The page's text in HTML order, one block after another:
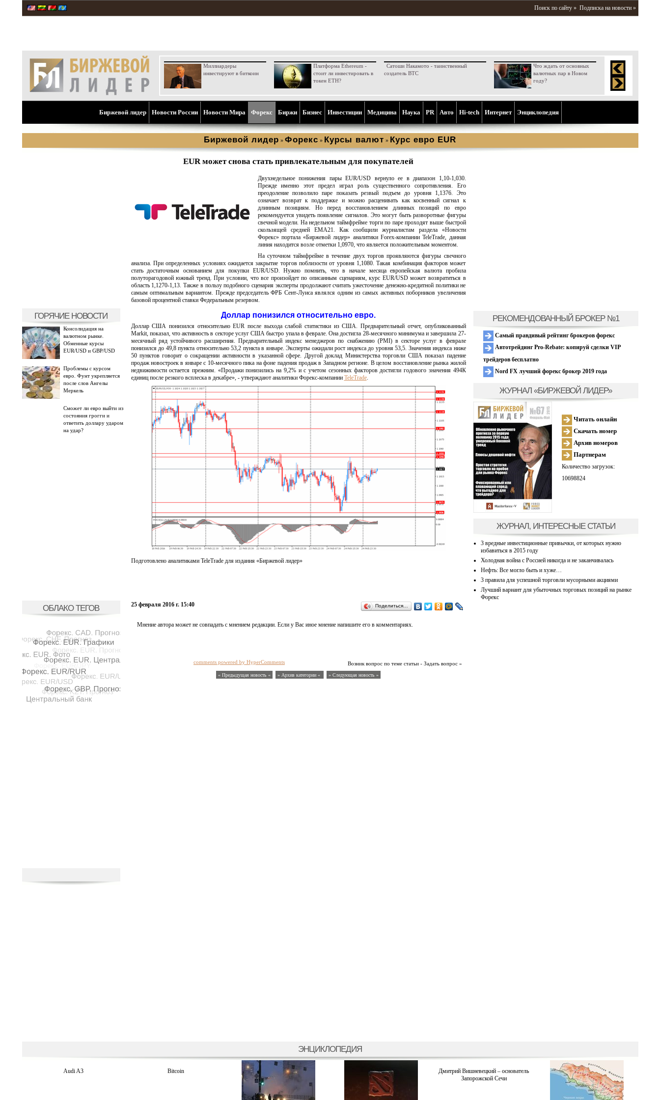
Поиск по сайту » Подписка на новости »
Миллиардеры
инвестируют в биткоин
Платформа Ethereum -
стоит ли инвестировать в
токен ETH?
Сатоши Накамото - таинственный
создатель BTC
Что ждать от основных
валютных пар в Новом
году?
Биржевой лидер Новости России Новости Мира Форекс Биржи Бизнес Инвестиции Медицина Наука PR Aвто Hi-tech Интернет Энциклопедия
Биржевой лидер » Форекс » Курсы валют » Курс евро EUR
ГОРЯЧИЕ НОВОСТИ
Консолидация на
валютном рынке.
Обменные курсы
EUR/USD и GBP/USD
Проблемы с курсом
евро. Фунт укрепляется
после слов Ангелы
Меркель
Сможет ли евро выйти из
состояния грогги и
ответить доллару ударом
на удар?
ОБЛАКО ТЕГОВ
EUR может снова стать привлекательным для покупателей
Двухнедельное понижения пары EUR/USD вернуло ее в диапазон 1,10-1,030.
Прежде именно этот предел играл роль существенного сопротивления. Его
преодоление позволило паре показать резвый подъем до уровня 1,1376. Это
означает возврат к поддержке и можно расценивать как косвенный сигнал к
длинным позициям. Но перед восстановлением длинных позиций по евро
рекомендуется увидеть появление сигналов. Это могут быть разворотные фигуры
свечной модели. На недельном таймфрейме торги по паре проходят выше быстрой
скользящей средней ЕМА21. Как сообщили журналистам раздела «Новости
Форекс» портала «Биржевой лидер» аналитики Forex-компании TeleTrade, данная
линия находится возле отметки 1,0970, что является положительным моментом.
На суточном таймфрейме в течение двух торгов проявляются фигуры свечного
анализа. При определенных условиях ожидается закрытие торгов поблизости от уровня 1,1080. Такая комбинация факторов может
стать достаточным основанием для покупки EUR/USD. Нужно помнить, что в начале месяца европейская валюта пробила
полуторагодовой южный тренд. При условии, что все произойдет по описанным сценариям, курс EUR/USD может возвратиться в
область 1,1270-1,13. Также в пользу подобного сценария эксперты продолжают считать ужесточение денежно-кредитной политики не
самым оптимальным вариантом. Прежде председатель ФРБ Сент-Луиса являлся одним из самых активных поборников увеличения
базовой процентной ставки Федеральным резервом.
Доллар понизился относительно евро.
Доллар США понизился относительно EUR после выхода слабой статистики из США. Предварительный отчет, опубликованный
Markit, показал, что активность в секторе услуг США быстро упала в феврале. Она достигла 28-месячного минимума и завершила 27-
месячный ряд устойчивого расширения. Предварительный индекс менеджеров по снабжению (PMI) в секторе услуг в феврале
понизился до 49,8 пункта относительно 53,2 пункта в январе. Эксперты ожидали рост индекса до уровня 53,5. Значения индекса ниже
50 пунктов говорит о сокращении активности в указанной сфере. Другой доклад Министерства торговли США показал падение
продаж новостроек в январе с 10-месячного пика на фоне падения продаж в Западном регионе. В целом восстановление рынка жилой
недвижимости остается прежним. «Продажи понизились на 9,2% и с учетом сезонных факторов достигли годового значения 494К
единиц после резкого всплеска в декабре», - утверждают аналитики Форекс-компании TeleTrade.
Подготовлено аналитиками TeleTrade для издания «Биржевой лидер»
25 февраля 2016 г. 15:40 Поделиться…
Мнение автора может не совпадать с мнением редакции. Если у Вас иное мнение напишите его в комментариях.
Возник вопрос по теме статьи - Задать вопрос »
comments powered by HyperComments
« Предыдущая новость « » Архив категории « » Следующая новость »
РЕКОМЕНДОВАННЫЙ БРОКЕР №1
Самый правдивый рейтинг брокеров форекс
Автотрейдинг Pro-Rebate: копируй сделки VIP
трейдеров бесплатно
Nord FX лучший форекс брокер 2019 года
ЖУРНАЛ «БИРЖЕВОЙ ЛИДЕР»
Читать онлайн
Скачать номер
Архив номеров
Партнерам
Количество загрузок:
10698824
ЖУРНАЛ, ИНТЕРЕСНЫЕ СТАТЬИ
3 вредные инвестиционные привычки, от которых нужно
избавиться в 2015 году
Холодная война с Россией никогда и не заканчивалась
Нефть: Все могло быть и хуже…
3 правила для успешной торговли мусорными акциями
Лучший вариант для убыточных торговых позиций на рынке
Форекс
ЭНЦИКЛОПЕДИЯ
Audi A3 Bitcoin
Дмитрий Вишневецкий – основатель
Запорожской Сечи